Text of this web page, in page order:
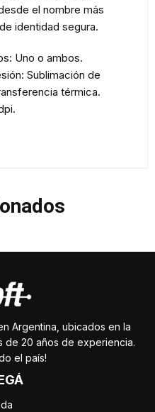
el nombre más
identidad segura.
Uno o ambos.
Sublimación de
térmica.
Argentina, ubicados en la
de 20 años de experiencia.
el país!